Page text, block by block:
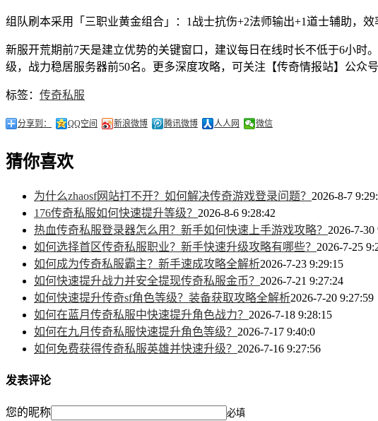
组队刷本采用「三职业黄金组合」：1战士抗伤+2法师输出+1道士辅助，效
新服开荒期前7天是建立优势的关键窗口，建议每日在线时长不低于6小时
级，战力稳居服务器前50名。更多深度攻略，可关注【传奇情报站】公众
标签： 传奇私服
分享到： QQ空间 新浪微博 腾讯微博 人人网 微信
猜你喜欢
为什么zhaosf网站打不开？如何解决传奇游戏登录问题？ 2026-8-7
176传奇私服如何快速提升等级？ 2026-8-6 9:28:42
热血传奇私服登录器怎么用？新手如何快速上手游戏攻略？ 2026-7-30
如何选择首区传奇私服职业？新手快速升级攻略有哪些？ 2026-7-25
如何成为传奇私服霸主？新手速成攻略全解析2026-7-23 9:29:15
如何快速提升战力并安全提现传奇私服金币？ 2026-7-21 9:27:24
如何快速提升传奇sf角色等级？装备获取攻略全解析2026-7-20 9:27:59
如何在蓝月传奇私服中快速提升角色战力？ 2026-7-18 9:28:15
如何在九月传奇私服快速提升角色等级？ 2026-7-17 9:40:0
如何免费获得传奇私服英雄并快速升级？ 2026-7-16 9:27:56
发表评论
您的昵称 必填